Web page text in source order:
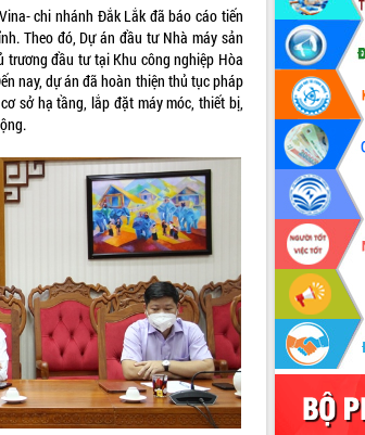
chi nhánh Đắk Lắk đã báo cáo tiến
Theo đó, Dự án đầu tư Nhà máy sản
trương đầu tư tại Khu công nghiệp Hòa
nay, dự án đã hoàn thiện thủ tục pháp
sở hạ tầng, lắp đặt máy móc, thiết bị,